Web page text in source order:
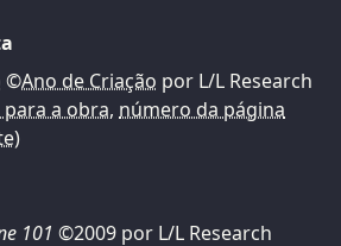
©Ano de Criação por L/L Research
para a obra, número da página
101 ©2009 por L/L Research